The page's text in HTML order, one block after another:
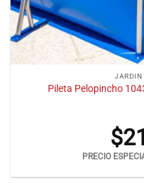
JARDIN
Pileta Pelopincho
$
PRECIO